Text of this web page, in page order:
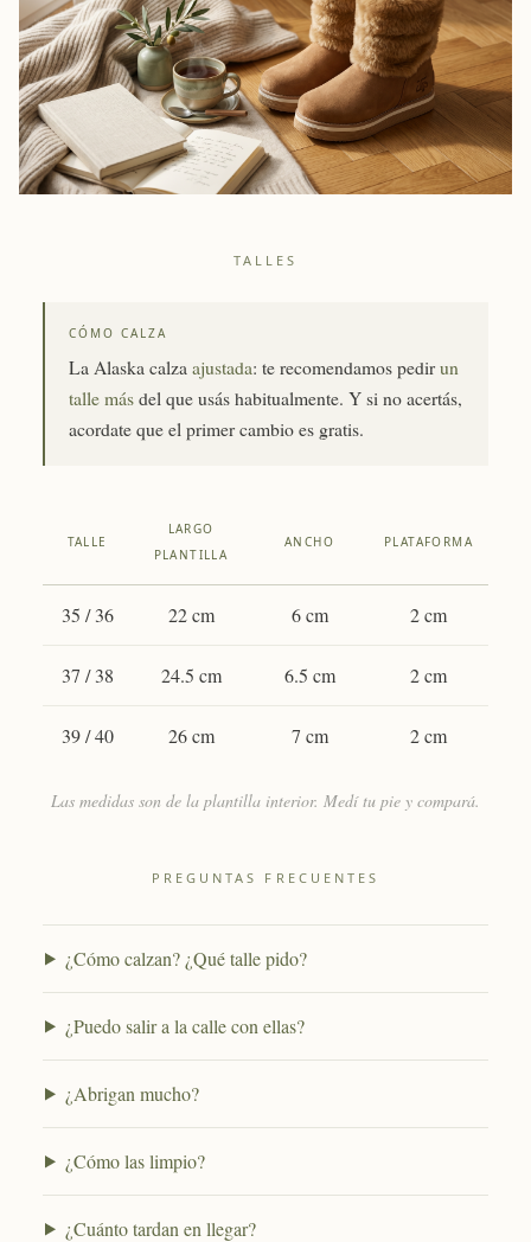
TALLES
CÓMO CALZA
La Alaska calza ajustada: te recomendamos pedirun
talle másdel que usás habitualmente. Y si no acertás,
acordate que el primer cambio es gratis.
TALLE
LARGO
PLANTILLA
ANCHO PLATAFORMA
35 / 36 22 cm 6 cm 2 cm
37 / 38 24.5 cm 6.5 cm 2 cm
39 / 40 26 cm 7 cm 2 cm
Las medidas son de la plantilla interior. Medí tu pie y compará.
PREGUNTAS FRECUENTES
¿Cómo calzan? ¿Qué talle pido?
¿Puedo salir a la calle con ellas?
¿Abrigan mucho?
¿Cómo las limpio?
¿Cuánto tardan en llegar?